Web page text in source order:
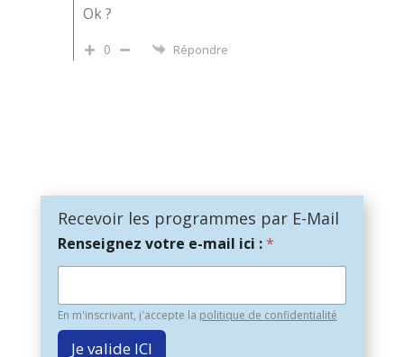
Ok ?
0 Répondre
Recevoir les programmes par E-Mail
Renseignez votre e-mail ici :*
En m'inscrivant, j'accepte la politique de confidentialité
Je valide ICI